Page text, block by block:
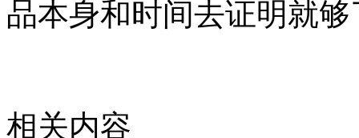
品本身和时间去证明就够
相关内容